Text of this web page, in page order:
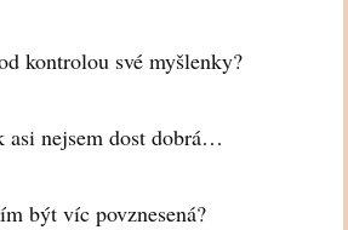
kontrolou své myšlenky?
asi nejsem dost dobrá…
být víc povznesená?